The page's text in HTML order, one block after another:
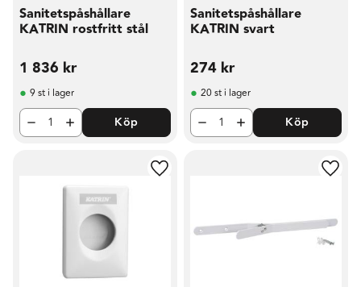
Sanitetspåshållare
KATRIN rostfritt stål
1 836 kr
9 st i lager
Köp
Sanitetspåshållare
KATRIN svart
274 kr
20 st i lager
Köp
Lägg till i favoriter